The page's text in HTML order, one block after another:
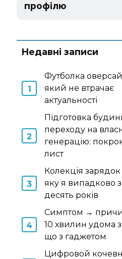
профілю
Недавні записи
Футболка
який не втрачає
актуальності
Підготовка
переходу на
генерацію:
лист
Колекція
яку я випадково
десять років
Симптом →
10 хвилин удома
що з гаджетом
Цифровой